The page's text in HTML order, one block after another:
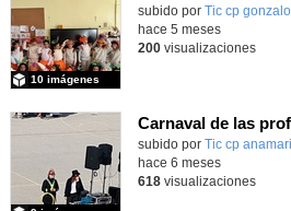
Contenido educativo.
subido por Tic cp
10 imágenes
hace 5 meses
200visualizaciones
Carnaval de las
Contenido educativo.
subido por Tic cp
hace 6 meses
618visualizaciones